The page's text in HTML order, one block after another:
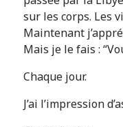
sur les corps. Les
Maintenant
Mais je le fais :
Chaque jour.
J’ai l’impression